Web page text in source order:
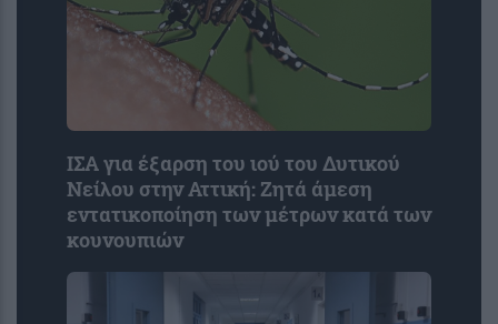
ΙΣΑ για έξαρση του ιού του Δυτικού
Νείλου στην Αττική: Ζητά άμεση
εντατικοποίηση των μέτρων κατά των
κουνουπιών